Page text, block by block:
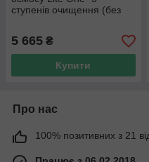
ступенів очищення (без
5 665 ₴
Купити
Про нас
100% позитивних з 21